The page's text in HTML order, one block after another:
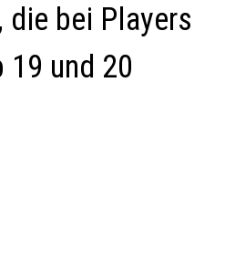
die bei Players
19 und 20